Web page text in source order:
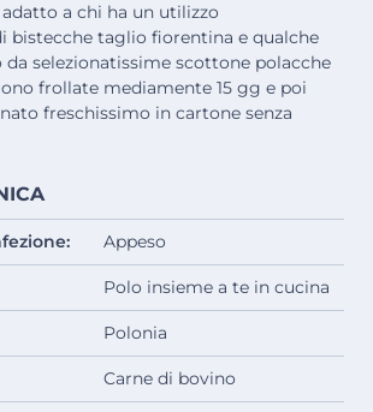
a chi ha un utilizzo
bistecche taglio fiorentina e qualche
selezionatissime scottone polacche
frollate mediamente 15 gg e poi
freschissimo in cartone senza
Appeso
Polo insieme a te in cucina
Polonia
Carne di bovino